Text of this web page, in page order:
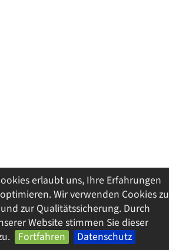
erlaubt uns, Ihre Erfahrungen
Wir verwenden Cookies zu
zur Qualitätssicherung. Durch
Website stimmen Sie dieser
Fortfahren Datenschutz